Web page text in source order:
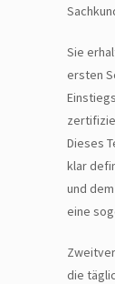
Sie
ersten
Dieses
klar
und
eine
die